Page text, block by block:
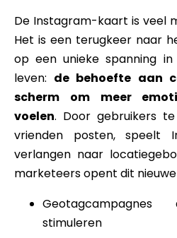
De Instagram-kaart is veel
Het is een terugkeer naar
op een unieke spanning
leven: de behoefte aan
scherm om meer
voelen. Door gebruikers
vrienden posten, speelt
verlangen naar
marketeers opent dit
stimuleren